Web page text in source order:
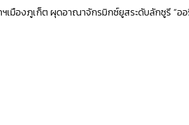
มืองภูเก็ต ผุดอาณาจักรมิกซ์ยูสระดับลักซูรี “ออ